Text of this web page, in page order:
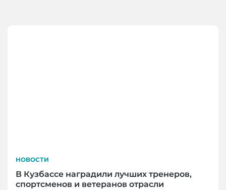
НОВОСТИ
В Кузбассе наградили лучших тренеров,
спортсменов и ветеранов отрасли